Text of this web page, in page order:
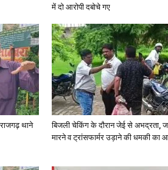
में दो आरोपी दबोचे गए
थाने
बिजली चेकिंग के दौरान जेई से अभद्रता,
मारने व ट्रांसफार्मर उड़ाने की धमकी का